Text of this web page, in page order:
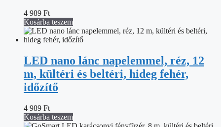
4 989 Ft
Kosárba teszem
LED nano lánc napelemmel, réz, 12
m, kültéri és beltéri, hideg fehér,
időzítő
4 989 Ft
Kosárba teszem